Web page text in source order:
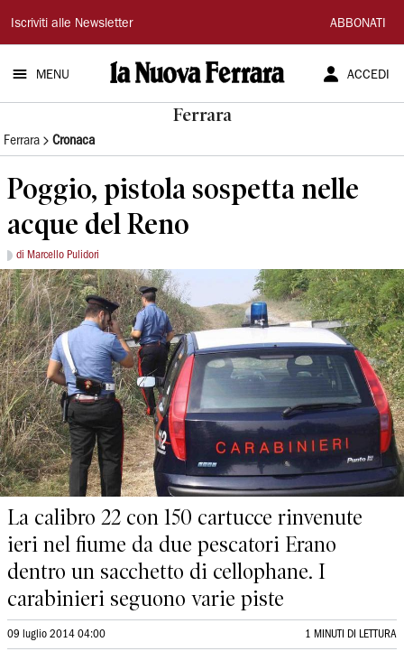
La
Nuova
Ferrara
Iscriviti alle Newsletter ABBONATI
MENU ACCEDI
Ferrara
Ferrara Cronaca
Poggio, pistola sospetta nelle
acque del Reno
di Marcello Pulidori
La calibro 22 con 150 cartucce rinvenute
ieri nel fiume da due pescatori Erano
dentro un sacchetto di cellophane. I
carabinieri seguono varie piste
09 luglio 2014 04:00 1 MINUTI DI LETTURA